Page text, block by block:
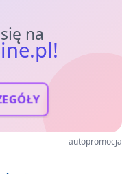
na
autopromocja